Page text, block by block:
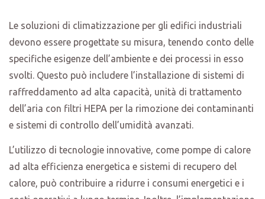
Le soluzioni di climatizzazione per gli edifici industriali
devono essere progettate su misura, tenendo conto delle
specifiche esigenze dell’ambiente e dei processi in esso
svolti. Questo può includere l’installazione di sistemi di
raffreddamento ad alta capacità, unità di trattamento
dell’aria con filtri HEPA per la rimozione dei contaminanti
e sistemi di controllo dell’umidità avanzati.
L’utilizzo di tecnologie innovative, come pompe di calore
ad alta efficienza energetica e sistemi di recupero del
calore, può contribuire a ridurre i consumi energetici e i